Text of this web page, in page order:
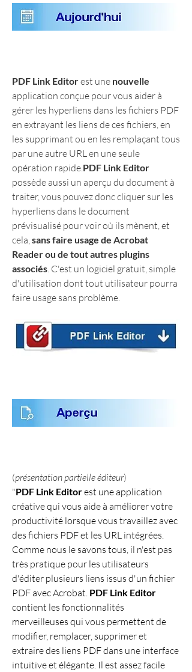
PDF Link Editor est une nouvelle
application conçue pour vous aider à
gérer les hyperliens dans les fichiers PDF
en extrayant les liens de ces fichiers, en
les supprimant ou en les remplaçant tous
par une autre URL en une seule
opération rapide.PDF Link Editor
possède aussi un aperçu du document à
traiter, vous pouvez donc cliquer sur les
hyperliens dans le document
prévisualisé pour voir où ils mènent, et
cela, sans faire usage de Acrobat
Reader ou de tout autres plugins
associés. C'est un logiciel gratuit, simple
d'utilisation dont tout utilisateur pourra
faire usage sans problème.
(présentation partielle éditeur)
"PDF Link Editor est une application
créative qui vous aide à améliorer votre
productivité lorsque vous travaillez avec
des fichiers PDF et les URL intégrées.
Comme nous le savons tous, il n'est pas
très pratique pour les utilisateurs
d'éditer plusieurs liens issus d'un fichier
PDF avec Acrobat. PDF Link Editor
contient les fonctionnalités
merveilleuses qui vous permettent de
modifier, remplacer, supprimer et
extraire des liens PDF dans une interface
intuitive et élégante. Il est assez facile